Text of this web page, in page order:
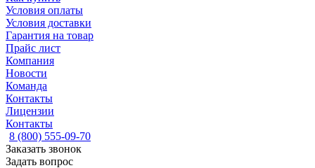
Условия оплаты
Условия доставки
Гарантия на товар
Прайс лист
Компания
Новости
Команда
Контакты
Лицензии
Контакты
8 (800) 555-09-70
Заказать звонок
Задать вопрос